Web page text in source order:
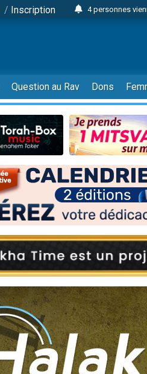
/ Inscription
4 personnes
Odaya vient de
3
3
13 personnes
2 personnes
30
Il reste 49
12
3 personnes
2 personnes
3 personnes
8 personnes
61 personnes
Ariel vient de
Il reste 49
Eva vient de
Question au Rav Dons